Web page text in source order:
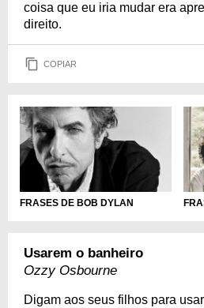
coisa que eu iria mudar era
direito.
COPIAR
FRASES DE BOB DYLAN
Usarem o banheiro
Ozzy Osbourne
Digam aos seus filhos para